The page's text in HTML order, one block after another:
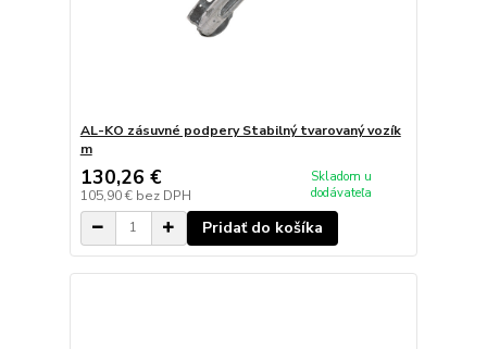
AL-KO zásuvné podpery Stabilný tvarovaný vozík
m
130,26 €
105,90 € bez DPH
Skladom u
dodávateľa
Pridať do košíka